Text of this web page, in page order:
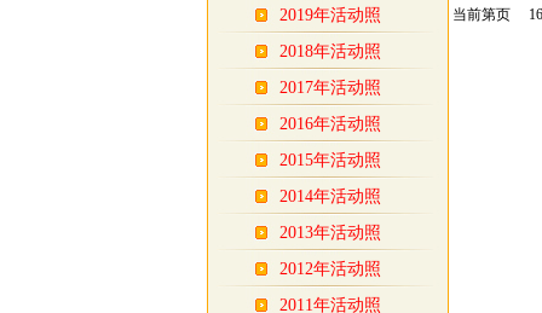
2019年活动照
2018年活动照
2017年活动照
2016年活动照
2015年活动照
2014年活动照
2013年活动照
2012年活动照
2011年活动照
当前第页